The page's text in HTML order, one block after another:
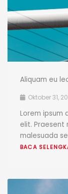
Aliquam eu
Oktober 31,
Lorem ipsum
elit. Praesent
malesuada
BACA